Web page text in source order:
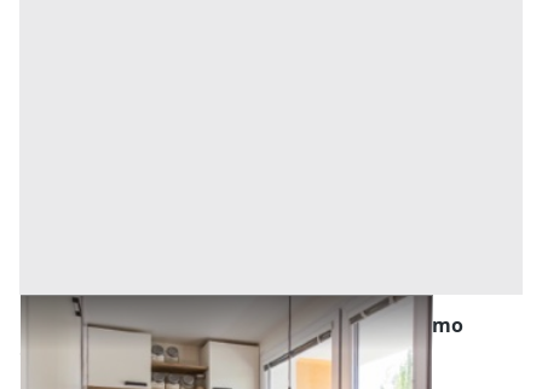
Abitazione di Tipo Popolare all'asta a Palermo
13.620 € 18.160 €